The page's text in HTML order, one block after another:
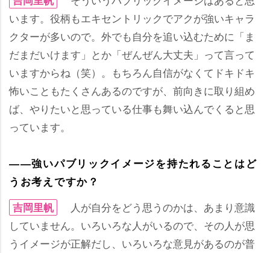
います。役柄もエキセントリックでアクが強いキャラ
クターが多いので。外でも自分を追い込むために「ま
だまだいけます」とか「ぜんぜん大丈夫」って言って
いますからね（笑）。もちろん自信がなくてドキドキ
怖いこともたくさんあるのですが、前向きに取り組め
ば、やりたいと思っている仕事も舞い込んでくると思
っています。
――強いパブリックイメージを持たれることはど
うお考えですか？
吉岡里帆
人が自分をどう思うのかは、あまり意識
していません。いろいろな人がいるので、その人が思
うイメージが正解だし、いろいろな意見があるのが普